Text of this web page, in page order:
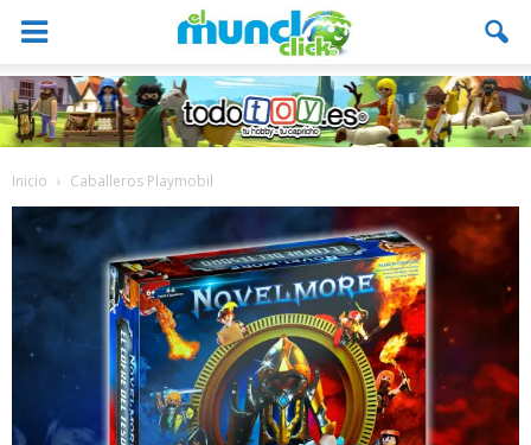
Inicio Caballeros Playmobil